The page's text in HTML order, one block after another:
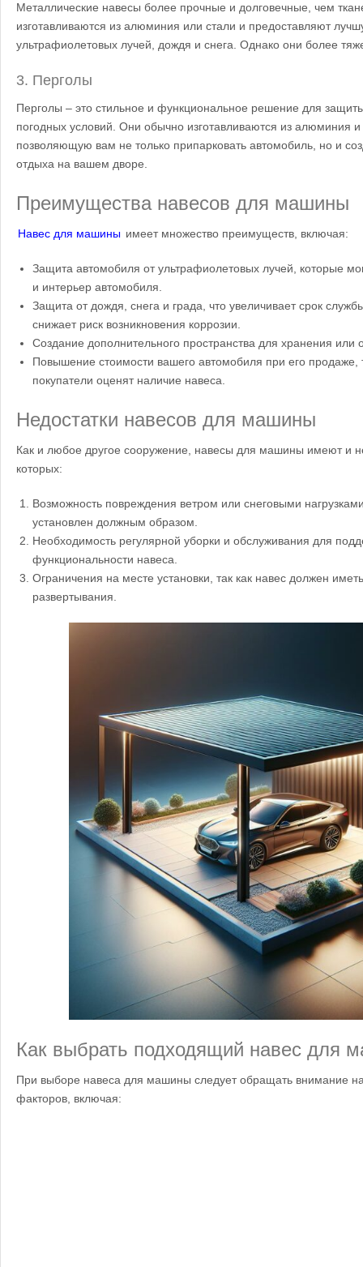
Металлические навесы более прочные и долговечные, чем
изготавливаются из алюминия или стали и предоставляют
ультрафиолетовых лучей, дождя и снега. Однако они более
3. Перголы
Перголы – это стильное и функциональное решение для
погодных условий. Они обычно изготавливаются из
позволяющую вам не только припарковать автомобиль, но и
отдыха на вашем дворе.
Преимущества навесов для машины
Навес для машины имеет множество преимуществ, включая:
Защита автомобиля от ультрафиолетовых лучей, которые
и интерьер автомобиля.
Защита от дождя, снега и града, что увеличивает срок
снижает риск возникновения коррозии.
Создание дополнительного пространства для хранения
Повышение стоимости вашего автомобиля при его продаже,
покупатели оценят наличие навеса.
Недостатки навесов для машины
Как и любое другое сооружение, навесы для машины имеют и
которых:
Возможность повреждения ветром или снеговыми
установлен должным образом.
Необходимость регулярной уборки и обслуживания для
функциональности навеса.
Ограничения на месте установки, так как навес должен
развертывания.
Как выбрать подходящий навес для
При выборе навеса для машины следует обращать внимание
факторов, включая: